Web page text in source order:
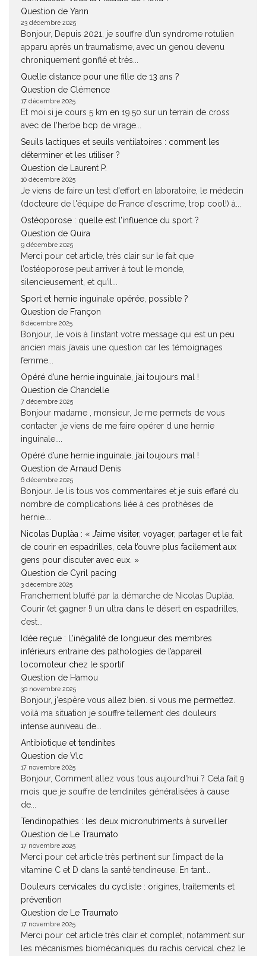
Question de Yann
23 décembre 2025
Bonjour, Depuis 2021, je souffre d’un syndrome rotulien
apparu après un traumatisme, avec un genou devenu
chroniquement gonflé et très...
Quelle distance pour une fille de 13 ans ?
Question de Clémence
17 décembre 2025
Et moi si je cours 5 km en 19.50 sur un terrain de cross
avec de l'herbe bcp de virage...
Seuils lactiques et seuils ventilatoires : comment les
déterminer et les utiliser ?
Question de Laurent P.
10 décembre 2025
Je viens de faire un test d'effort en laboratoire, le médecin
(docteure de l'équipe de France d'escrime, trop cool!) à...
Ostéoporose : quelle est l’influence du sport ?
Question de Quira
9 décembre 2025
Merci pour cet article, très clair sur le fait que
l’ostéoporose peut arriver à tout le monde,
silencieusement, et qu’il...
Sport et hernie inguinale opérée, possible ?
Question de Françon
8 décembre 2025
Bonjour, Je vois à l’instant votre message qui est un peu
ancien mais j’avais une question car les témoignages
femme...
Opéré d’une hernie inguinale, j’ai toujours mal !
Question de Chandelle
7 décembre 2025
Bonjour madame , monsieur, Je me permets de vous
contacter ,je viens de me faire opérer d une hernie
inguinale....
Opéré d’une hernie inguinale, j’ai toujours mal !
Question de Arnaud Denis
6 décembre 2025
Bonjour. Je lis tous vos commentaires et je suis effaré du
nombre de complications liée à ces prothèses de
hernie....
Nicolas Duplàa : « J’aime visiter, voyager, partager et le fait
de courir en espadrilles, cela t’ouvre plus facilement aux
gens pour discuter avec eux. »
Question de Cyril pacing
3 décembre 2025
Franchement bluffé par la démarche de Nicolas Duplàa.
Courir (et gagner !) un ultra dans le désert en espadrilles,
c’est...
Idée reçue : L’inégalité de longueur des membres
inférieurs entraine des pathologies de l’appareil
locomoteur chez le sportif
Question de Hamou
30 novembre 2025
Bonjour, j'espère vous allez bien. si vous me permettez.
voilà ma situation je souffre tellement des douleurs
intense auniveau de...
Antibiotique et tendinites
Question de Vlc
17 novembre 2025
Bonjour, Comment allez vous tous aujourd'hui ? Cela fait 9
mois que je souffre de tendinites généralisées à cause
de...
Tendinopathies : les deux micronutriments à surveiller
Question de Le Traumato
17 novembre 2025
Merci pour cet article très pertinent sur l’impact de la
vitamine C et D dans la santé tendineuse. En tant...
Douleurs cervicales du cycliste : origines, traitements et
prévention
Question de Le Traumato
17 novembre 2025
Merci pour cet article très clair et complet, notamment sur
les mécanismes biomécaniques du rachis cervical chez le